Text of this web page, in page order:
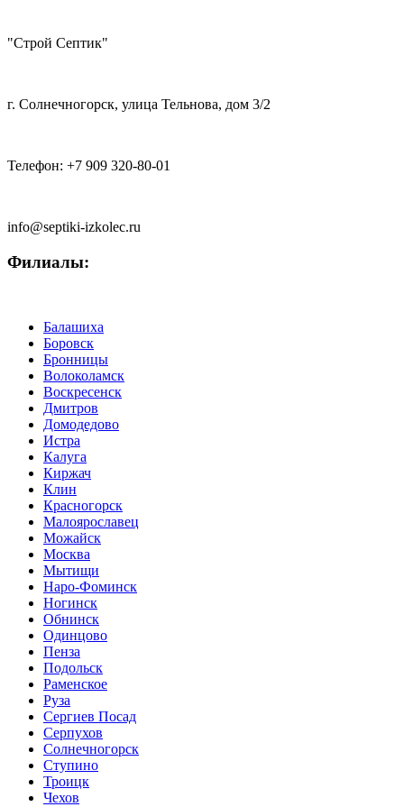
"Строй Септик"
г. Солнечногорск, улица Тельнова, дом 3/2
Телефон: +7 909 320-80-01
info@septiki-izkolec.ru
Филиалы:
Балашиха
Боровск
Бронницы
Волоколамск
Воскресенск
Дмитров
Домодедово
Истра
Калуга
Киржач
Клин
Красногорск
Малоярославец
Можайск
Москва
Мытищи
Наро-Фоминск
Ногинск
Обнинск
Одинцово
Пенза
Подольск
Раменское
Руза
Сергиев Посад
Серпухов
Солнечногорск
Ступино
Троицк
Чехов